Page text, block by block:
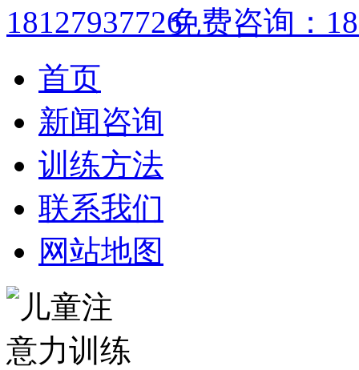
免费咨询：
首页
新闻咨询
训练方法
联系我们
网站地图